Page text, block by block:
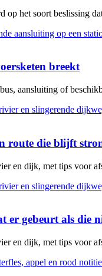
op het soort beslissing
breekt
aansluiting of
route die blijft
en dijk, met tips voor
er gebeurt als die
en dijk, met tips voor